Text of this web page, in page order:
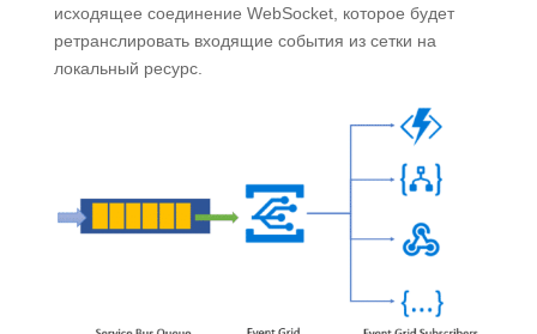
исходящее соединение WebSocket, которое будет
ретранслировать входящие события из сетки на
локальный ресурс.